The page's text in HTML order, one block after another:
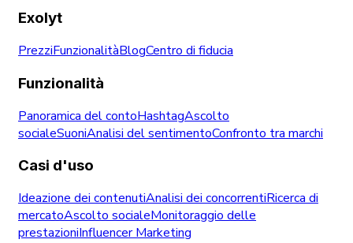
Exolyt
PrezziFunzionalitàBlogCentro di fiducia
Funzionalità
Panoramica del contoHashtagAscolto
socialeSuoniAnalisi del sentimentoConfronto tra marchi
Casi d'uso
Ideazione dei contenutiAnalisi dei concorrentiRicerca di
mercatoAscolto socialeMonitoraggio delle
prestazioniInfluencer Marketing